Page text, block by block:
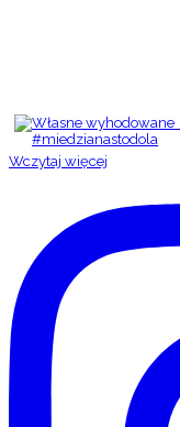
Wczytaj więcej